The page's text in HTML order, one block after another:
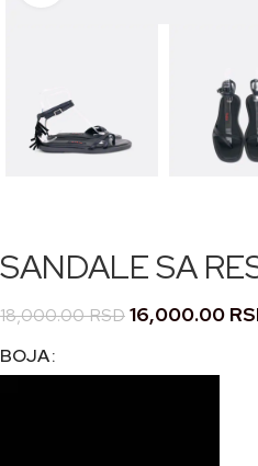
SANDALE SA
18,000.00RSD16,000.00
BOJA